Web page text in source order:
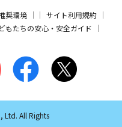
奨環境
サイト利用規約
もたちの安心・安全ガイド
Ltd. All Rights